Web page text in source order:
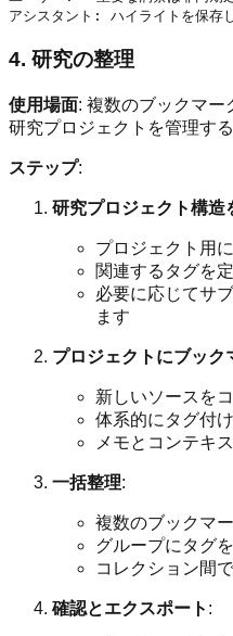
4. 研究の整理
使用場面: 複数のブックマー
研究プロジェクトを管理する
ステップ:
研究プロジェクト構造
プロジェクト用
関連するタグを
必要に応じてサ
ます
プロジェクトにブック
新しいソースを
体系的にタグ付
メモとコンテキ
一括整理:
複数のブックマ
グループにタグ
コレクション間
確認とエクスポート :